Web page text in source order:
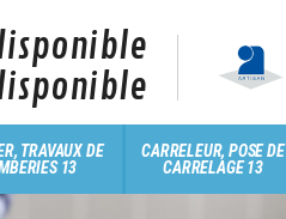
TRAVAUX DE
13
CARRELEUR, POSE DE
CARRELAGE 13